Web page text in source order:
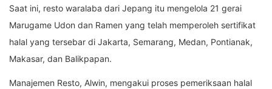
Saat ini, resto waralaba dari Jepang itu mengelola 21 gerai
Marugame Udon dan Ramen yang telah memperoleh sertifikat
halal yang tersebar di Jakarta, Semarang, Medan, Pontianak,
Makasar, dan Balikpapan.
Manajemen Resto, Alwin, mengakui proses pemeriksaan halal